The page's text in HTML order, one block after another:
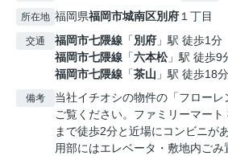
所在地 福岡県福岡市城南区別府 １丁目
交通 福岡市七隈線 「別府 」駅 徒歩1分
福岡市七隈線 「六本松」駅 徒歩9
福岡市七隈線 「茶山 」駅 徒歩18分
備考
当社イチオシの物件の「フロー
ご覧ください。ファミリーマー
まで徒歩2分と近場にコンビニが
用部にはエレベータ・敷地内ご